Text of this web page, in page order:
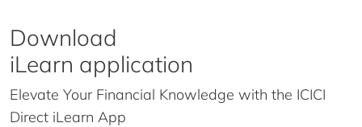
Download
iLearn application
Elevate Your Financial Knowledge with the ICICI
Direct iLearn App